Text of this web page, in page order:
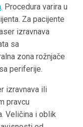
. Procedura varira u
Za pacijente
izravnava
sa
zona rožnjače
periferije.
izravnava ili
pravcu
Veličina i oblik